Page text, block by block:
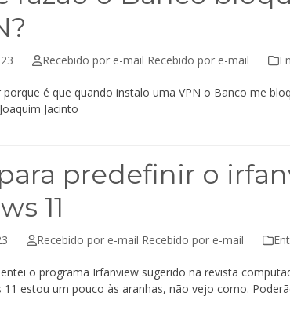
Recebido por e-mail Recebido por e-mail
porque é que quando instalo uma VPN o Banco me
Jacinto
predefinir o
11
Recebido por e-mail Recebido por e-mail
o programa Irfanview sugerido na revista
11 estou um pouco às aranhas, não vejo como.